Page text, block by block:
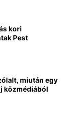
kori
Pest
miután egy
közmédiából